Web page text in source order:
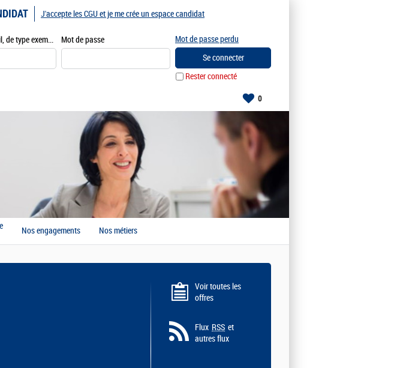
Identifiant (email, de type exemple@exemple.fr) Mot de passe
Rester connecté
Mot de passe perdu
J'accepte les CGU et je me crée un espace candidat
0
Nos engagements Nos métiers
Voir toutes les
offres
Flux RSS et
autres flux